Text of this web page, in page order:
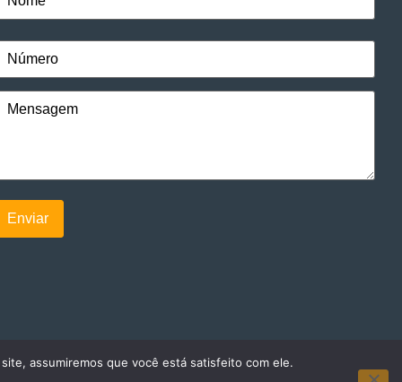
assumiremos que você está satisfeito com ele.